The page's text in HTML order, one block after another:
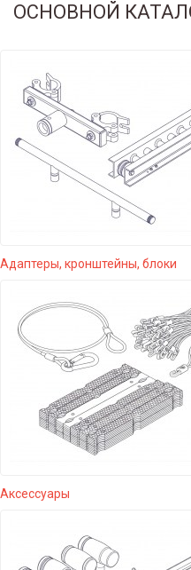
ОСНОВНОЙ
Адаптеры, кронштейны, блоки
Аксессуары